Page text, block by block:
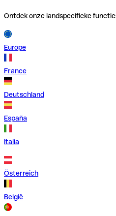
Ontdek onze landspecifieke
Europe
France
Deutschland
España
Italia
Österreich
België